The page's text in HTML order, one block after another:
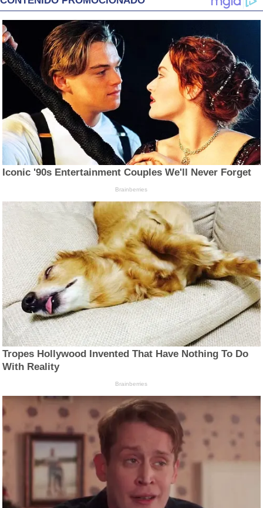
Iconic '90s Entertainment Couples We'll Never Forget
Brainberries
Tropes Hollywood Invented That Have Nothing To Do
With Reality
Brainberries